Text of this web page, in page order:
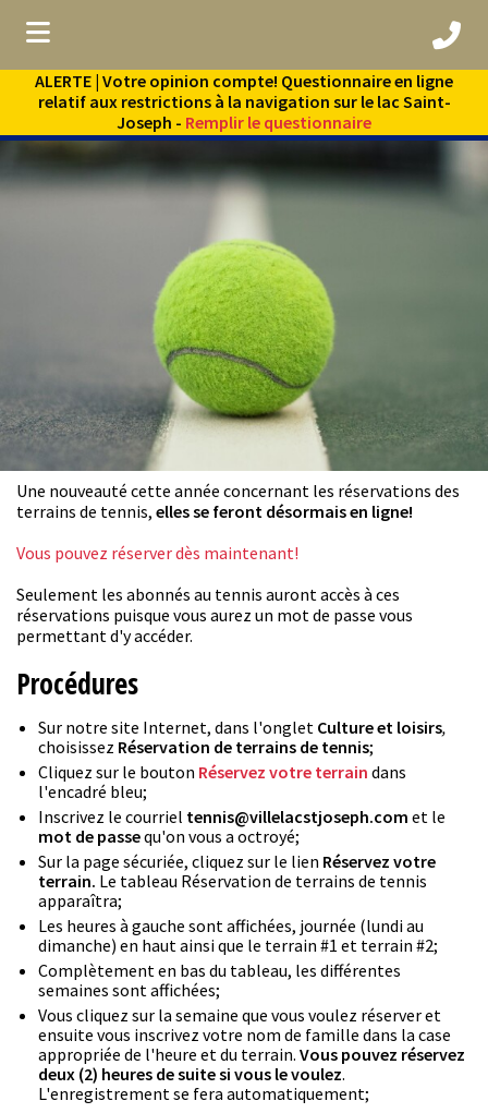
(Vie municipale )
(Services aux citoyens )
(Culture et loisirs )
ALERTE | Votre opinion compte! Questionnaire en ligne
relatif aux restrictions à la navigation sur le lac Saint-
Joseph - Remplir le questionnaire
Une nouveauté cette année concernant les réservations des
terrains de tennis, elles se feront désormais en ligne!
Vous pouvez réserver dès maintenant!
Seulement les abonnés au tennis auront accès à ces
réservations puisque vous aurez un mot de passe vous
permettant d'y accéder.
Procédures
Sur notre site Internet, dans l'onglet Culture et loisirs,
choisissez Réservation de terrains de tennis;
Cliquez sur le bouton Réservez votre terrain dans
l'encadré bleu;
Inscrivez le courriel tennis@villelacstjoseph.com et le
mot de passequ'on vous a octroyé;
Sur la page sécuriée, cliquez sur le lien Réservez votre
terrain. Le tableau Réservation de terrains de tennis
apparaîtra;
Les heures à gauche sont affichées, journée (lundi au
dimanche) en haut ainsi que le terrain #1 et terrain #2;
Complètement en bas du tableau, les différentes
semaines sont affichées;
Vous cliquez sur la semaine que vous voulez réserver et
ensuite vous inscrivez votre nom de famille dans la case
appropriée de l'heure et du terrain. Vous pouvez réservez
deux (2) heures de suite si vous le voulez.
L'enregistrement se fera automatiquement;